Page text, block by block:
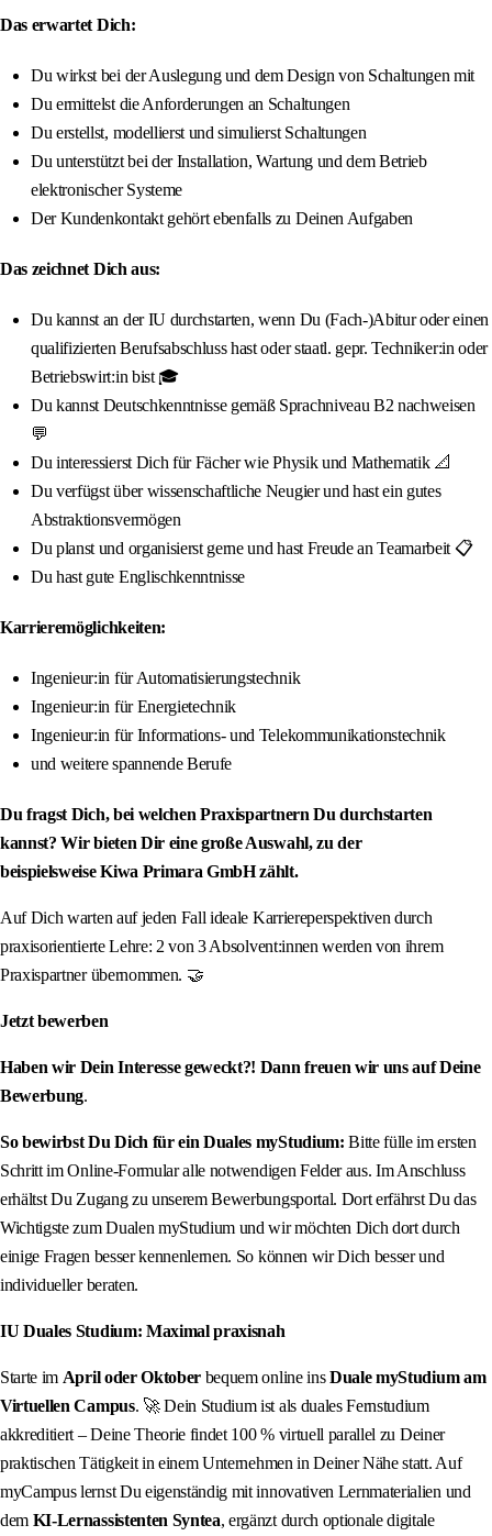
Das erwartet Dich:
Du wirkst bei der Auslegung und dem Design von Schaltungen mit
Du ermittelst die Anforderungen an Schaltungen
Du erstellst, modellierst und simulierst Schaltungen
Du unterstützt bei der Installation, Wartung und dem Betrieb
elektronischer Systeme
Der Kundenkontakt gehört ebenfalls zu Deinen Aufgaben
Das zeichnet Dich aus:
Du kannst an der IU durchstarten, wenn Du (Fach-)Abitur oder einen
qualifizierten Berufsabschluss hast oder staatl. gepr. Techniker:in oder
Betriebswirt:in bist 🎓
Du kannst Deutschkenntnisse gemäß Sprachniveau B2 nachweisen
💬
Du interessierst Dich für Fächer wie Physik und Mathematik 📐
Du verfügst über wissenschaftliche Neugier und hast ein gutes
Abstraktionsvermögen
Du planst und organisierst gerne und hast Freude an Teamarbeit 📋
Du hast gute Englischkenntnisse
Karrieremöglichkeiten:
Ingenieur:in für Automatisierungstechnik
Ingenieur:in für Energietechnik
Ingenieur:in für Informations- und Telekommunikationstechnik
und weitere spannende Berufe
Du fragst Dich, bei welchen Praxispartnern Du durchstarten
kannst? Wir bieten Dir eine große Auswahl, zu der
beispielsweise Kiwa Primara GmbH zählt.
Auf Dich warten auf jeden Fall ideale Karriereperspektiven durch
praxisorientierte Lehre: 2 von 3 Absolvent:innen werden von ihrem
Praxispartner übernommen. 🤝
Jetzt bewerben
Haben wir Dein Interesse geweckt?! Dann freuen wir uns auf Deine
Bewerbung.
So bewirbst Du Dich für ein Duales myStudium: Bitte fülle im ersten
Schritt im Online-Formular alle notwendigen Felder aus. Im Anschluss
erhältst Du Zugang zu unserem Bewerbungsportal. Dort erfährst Du das
Wichtigste zum Dualen myStudium und wir möchten Dich dort durch
einige Fragen besser kennenlernen. So können wir Dich besser und
individueller beraten.
IU Duales Studium: Maximal praxisnah
Starte im April oder Oktober bequem online insDuale myStudium am
Virtuellen Campus. 🚀 Dein Studium ist als duales Fernstudium
akkreditiert – Deine Theorie findet 100 % virtuell parallel zu Deiner
praktischen Tätigkeit in einem Unternehmen in Deiner Nähe statt. Auf
myCampus lernst Du eigenständig mit innovativen Lernmaterialien und
dem KI‑Lernassistenten Syntea, ergänzt durch optionale digitale